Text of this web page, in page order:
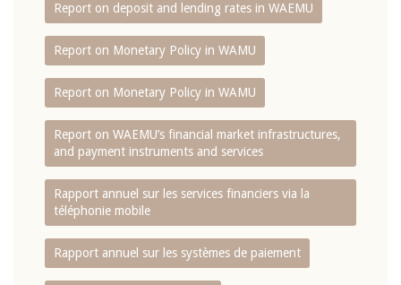
Report on deposit and lending rates in WAEMU
Report on Monetary Policy in WAMU
Report on Monetary Policy in WAMU
Report on WAEMU’s financial market infrastructures,
and payment instruments and services
Rapport annuel sur les services financiers via la
téléphonie mobile
Rapport annuel sur les systèmes de paiement